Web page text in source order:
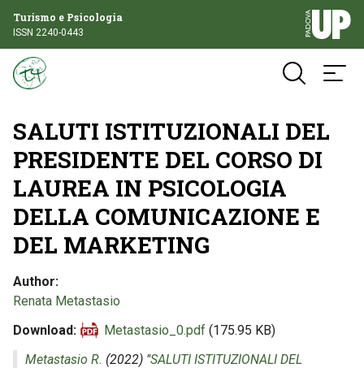
Turismo e Psicologia
ISSN 2240-0443
SALUTI ISTITUZIONALI DEL
PRESIDENTE DEL CORSO DI
LAUREA IN PSICOLOGIA
DELLA COMUNICAZIONE E
DEL MARKETING
Author
Renata Metastasio
Download
Metastasio_0.pdf (175.95 KB)
Metastasio R. (2022) "SALUTI ISTITUZIONALI DEL